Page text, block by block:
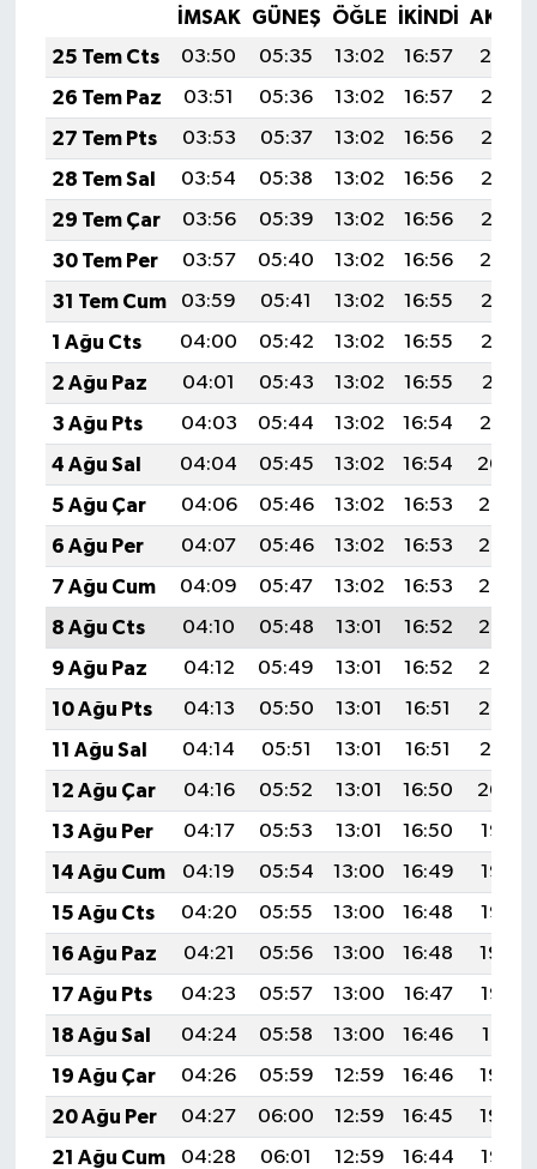
İMSAK GÜNEŞ ÖĞLE İKINDI
25 Tem Cts
03:50 05:35 13:02 16:57
20:19
26 Tem Paz
03:51 05:36 13:02 16:57
20:18
27 Tem Pts
03:53 05:37 13:02 16:56
20:17
28 Tem Sal
03:54 05:38 13:02 16:56
20:16
29 Tem Çar
03:56 05:39 13:02 16:56
20:15
30 Tem Per
03:57 05:40 13:02 16:56
20:14
31 Tem Cum
03:59 05:41 13:02 16:55
20:13
1 Ağu Cts
04:00 05:42 13:02 16:55
20:12
2 Ağu Paz
04:01 05:43 13:02 16:55
20:11
3 Ağu Pts
04:03 05:44 13:02 16:54
20:10
4 Ağu Sal
04:04 05:45 13:02 16:54
20:09
5 Ağu Çar
04:06 05:46 13:02 16:53
20:08
6 Ağu Per
04:07 05:46 13:02 16:53
20:07
7 Ağu Cum
04:09 05:47 13:02 16:53
20:06
8 Ağu Cts
04:10 05:48 13:01 16:52
20:05
9 Ağu Paz
04:12 05:49 13:01 16:52
20:03
10 Ağu Pts
04:13 05:50 13:01 16:51
20:02
11 Ağu Sal
04:14 05:51 13:01 16:51
20:01
12 Ağu Çar
04:16 05:52 13:01 16:50
20:00
13 Ağu Per
04:17 05:53 13:01 16:50
19:58
14 Ağu Cum
04:19 05:54 13:00 16:49
19:57
15 Ağu Cts
04:20 05:55 13:00 16:48
19:56
16 Ağu Paz
04:21 05:56 13:00 16:48
19:54
17 Ağu Pts
04:23 05:57 13:00 16:47
19:53
18 Ağu Sal
04:24 05:58 13:00 16:46
19:51
19 Ağu Çar
04:26 05:59 12:59 16:46
19:50
20 Ağu Per
04:27 06:00 12:59 16:45
19:49
21 Ağu Cum
04:28 06:01 12:59 16:44
19:47